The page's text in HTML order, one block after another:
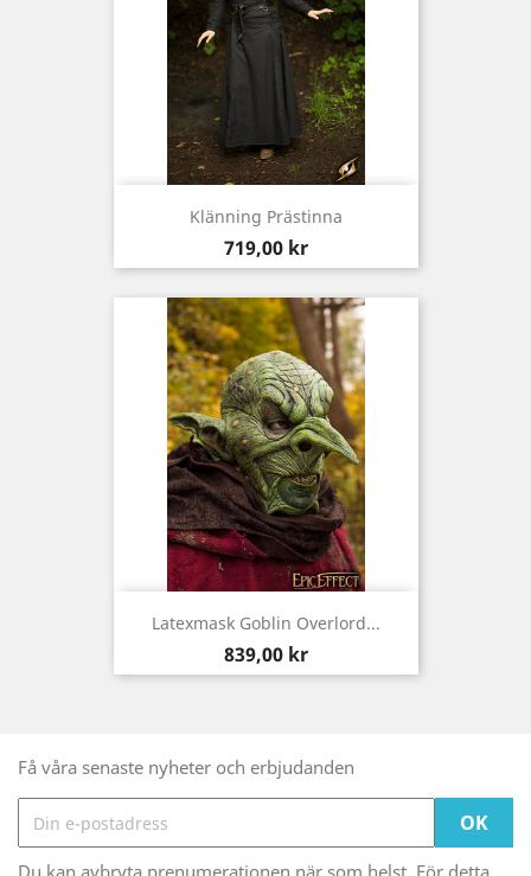
Klänning Prästinna
Pris
719,00 kr
Latexmask Goblin Overlord...
Pris
839,00 kr
Få våra senaste nyheter och erbjudanden
Du kan avbryta prenumerationen när som helst. För detta